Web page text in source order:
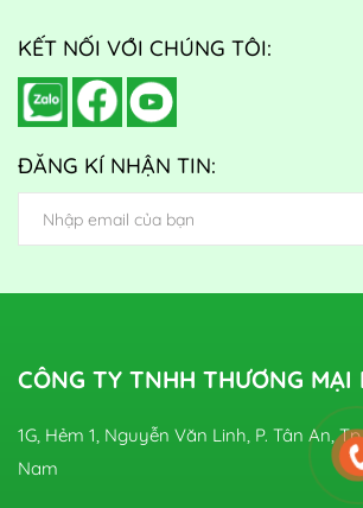
KẾT NỐI VỚI CHÚNG TÔI:
ĐĂNG KÍ NHẬN TIN:
CÔNG TY TNHH THƯƠNG MẠI
1G, Hẻm 1, Nguyễn Văn Linh, P. Tân An,
Nam